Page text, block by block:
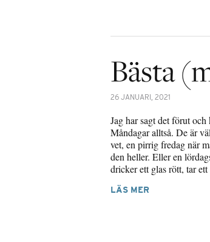
Bästa
26 JANUARI, 2021
Jag har sagt det förut
Måndagar alltså. De är
vet, en pirrig fredag när
den heller. Eller en
dricker ett glas rött, tar
LÄS MER